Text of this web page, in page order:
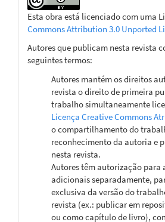
Esta obra está licenciado com uma
Commons Attribution 3.0 Unported
Autores que publicam nesta revista
seguintes termos:
Autores mantém os direitos
revista o direito de primeira
trabalho simultaneamente
Licença Creative Commons
o compartilhamento do
reconhecimento da autoria e
nesta revista.
Autores têm autorização para
adicionais separadamente,
exclusiva da versão do
revista (ex.: publicar em
ou como capítulo de livro),